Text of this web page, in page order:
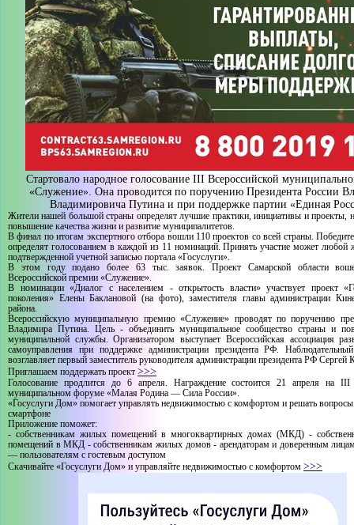
Стартовало народное голосование III Всероссийской
«Служение». Она проводится по поручению Президента России
Владимировича Путина и при поддержке партии «Единая
Жители нашей большой страны определят лучшие практики, инициативы и проекты,
повышение качества жизни и развитие муниципалитетов.
В финал по итогам экспертного отбора вошли 110 проектов со всей страны.
определят голосованием в каждой из 11 номинаций. Принять участие может любой
подтвержденной учетной записью портала «Госуслуги».
В этом году подано более 63 тыс. заявок. Проект Самарской области
Всероссийской премии «Служение».
В номинации «Диалог с населением - открытость власти» участвует проект
поколения» Елены Баклановой (на фото), заместителя главы администрации
района.
Всероссийскую муниципальную премию «Служение» проводят по поручению
Владимира Путина. Цель - объединить муниципальное сообщество страны и
муниципальной службы. Организатором выступает Всероссийская ассоциация
самоуправления при поддержке администрации президента РФ.
возглавляет первый заместитель руководителя администрации президента РФ Сергей
Приглашаем поддержать проект >>>
Голосование продлится до 6 апреля. Награждение состоится 21 апреля на III
муниципальном форуме «Малая Родина — Сила России».
«Госуслуги Дом» помогает управлять недвижимостью с комфортом и решать
смартфоне
Приложение поможет:
- собственникам жилых помещений в многоквартирных домах (МКД) -
помещений в МКД - собственникам жилых домов - арендаторам и доверенным лицам
— пользователям с гостевым доступом
Скачивайте «Госуслуги Дом» и управляйте недвижимостью с комфортом >>>